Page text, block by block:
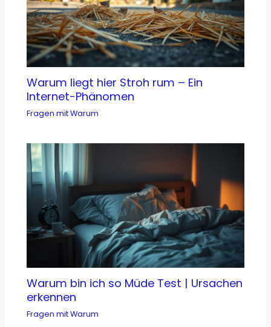
Warum liegt hier Stroh rum – Ein
Internet-Phänomen
Fragen mit Warum
Warum bin ich so Müde Test | Ursachen
erkennen
Fragen mit Warum